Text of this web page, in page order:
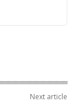
Next article